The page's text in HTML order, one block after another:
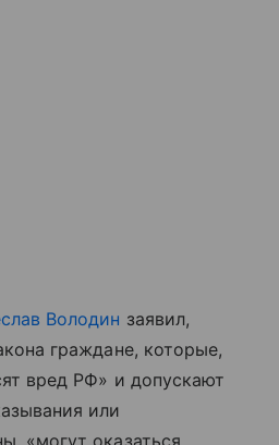
Володин заявил,
граждане, которые,
вред РФ» и допускают
или
«могут оказаться